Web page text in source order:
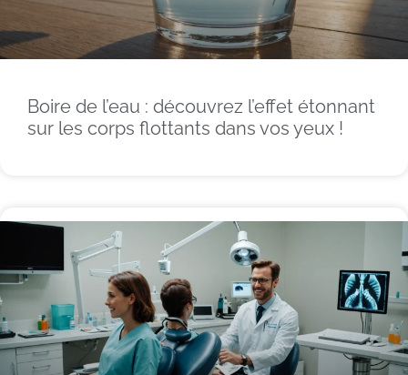
Boire de l’eau : découvrez l’effet étonnant
sur les corps flottants dans vos yeux !